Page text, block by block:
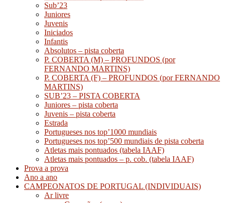
Sub’23
Juniores
Juvenis
Iniciados
Infantis
Absolutos – pista coberta
P. COBERTA (M) – PROFUNDOS (por
FERNANDO MARTINS)
P. COBERTA (F) – PROFUNDOS (por FERNANDO
MARTINS)
SUB’23 – PISTA COBERTA
Juniores – pista coberta
Juvenis – pista coberta
Estrada
Portugueses nos top’1000 mundiais
Portugueses nos top’500 mundiais de pista coberta
Atletas mais pontuados (tabela IAAF)
Atletas mais pontuados – p. cob. (tabela IAAF)
Prova a prova
Ano a ano
CAMPEONATOS DE PORTUGAL (INDIVIDUAIS)
Ar livre